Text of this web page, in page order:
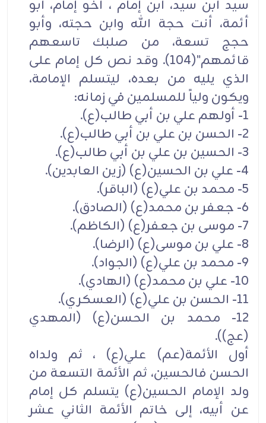
سيد ابن سيد، ابن إمام ، أخو إمام، أبو
أئمة، أنت حجة الله وابن حجته، وأبو
حجج تسعة، من صلبك تاسعهم
قائمهم"(104). وقد نص كل إمام على
الذي يليه من بعده، ليتسلم الإمامة،
ويكون ولياً للمسلمين في زمانه:
1- أولهم علي بن أبي طالب(ع).
2- الحسن بن علي بن أبي طالب(ع).
3- الحسين بن علي بن أبي طالب(ع).
4- علي بن الحسين(ع) (زين العابدين).
5- محمد بن علي(ع) (الباقر).
6- جعفر بن محمد(ع) (الصادق).
7- موسى بن جعفر(ع) (الكاظم).
8- علي بن موسى(ع) (الرضا).
9- محمد بن علي(ع) (الجواد).
10- علي بن محمد(ع) (الهادي).
11- الحسن بن علي(ع) (العسكري).
12- محمد بن الحسن(ع) (المهدي
(عج)).
أول الأئمة(عم) علي(ع) ، ثم ولداه
الحسن فالحسين، ثم الأئمة التسعة من
ولد الإمام الحسين(ع) يتسلم كل إمام
عن أبيه، إلى خاتم الأئمة الثاني عشر